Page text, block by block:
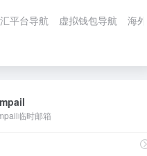
平台导航 虚拟钱包导航 海外
临时邮箱